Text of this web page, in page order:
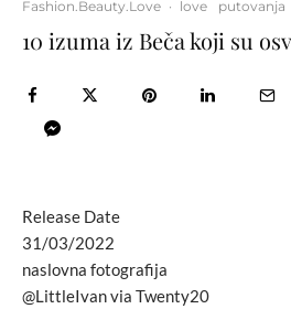
Fashion.Beauty.Love · love putovanja
10 izuma iz Beča koji su
Release Date
31/03/2022
naslovna fotografija
@LittleIvan via Twenty20